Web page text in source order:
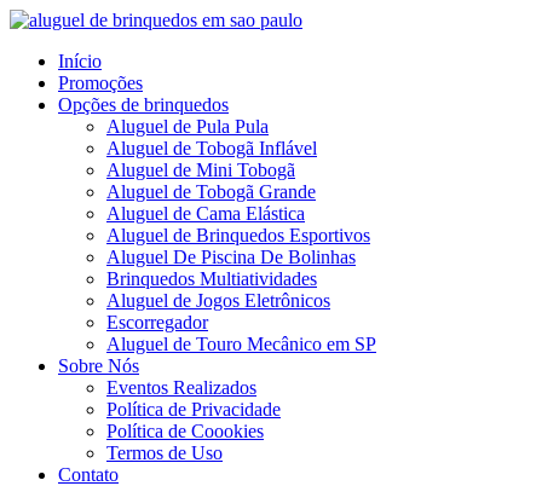
Pular
conteúdo
Início
Promoções
Opções de brinquedos
Aluguel de Pula Pula
Aluguel de Tobogã Inflável
Aluguel de Mini Tobogã
Aluguel de Tobogã Grande
Aluguel de Cama Elástica
Aluguel de Brinquedos Esportivos
Aluguel De Piscina De Bolinhas
Brinquedos Multiatividades
Aluguel de Jogos Eletrônicos
Escorregador
Aluguel de Touro Mecânico em SP
Sobre Nós
Eventos Realizados
Política de Privacidade
Política de Coookies
Termos de Uso
Contato